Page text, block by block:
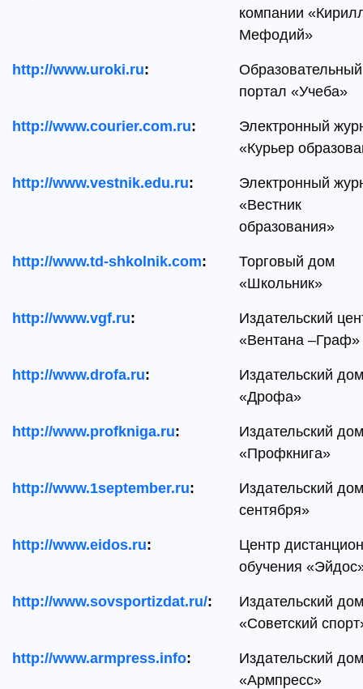
компании
Мефодий»
http://www.uroki.ru:
Образовательный
портал «Учеба»
http://www.courier.com.ru:
Электронный
«Курьер
http://www.vestnik.edu.ru:
Электронный
«Вестник
образования»
http://www.td-shkolnik.com:
Торговый дом
«Школьник»
http://www.vgf.ru:
Издательский
«Вентана –Граф»
http://www.drofa.ru:
Издательский дом
«Дрофа»
http://www.profkniga.ru:
Издательский дом
«Профкнига»
http://www.1september.ru:
Издательский
сентября»
http://www.eidos.ru:
Центр
обучения
http://www.sovsportizdat.ru/:
Издательский дом
«Советский
http://www.armpress.info:
Издательский дом
«Армпресс»